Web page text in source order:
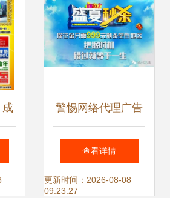
成 警惕网络代理广告
陷阱 理性看待“急
招代理”背后的风险
查看详情
更新时间：2026-08-08
09:23:27